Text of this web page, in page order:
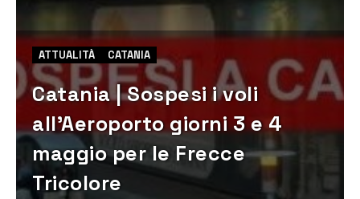
ATTUALITÀ CATANIA
Catania | Sospesi i voli
all’Aeroporto giorni 3 e 4
maggio per le Frecce
Tricolore